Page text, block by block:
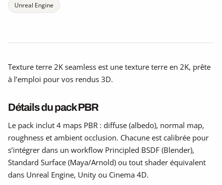
Unreal Engine
Texture terre 2K seamless est une texture terre en 2K, prête
à l’emploi pour vos rendus 3D.
Détails du pack PBR
Le pack inclut 4 maps PBR : diffuse (albedo), normal map,
roughness et ambient occlusion. Chacune est calibrée pour
s’intégrer dans un workflow Principled BSDF (Blender),
Standard Surface (Maya/Arnold) ou tout shader équivalent
dans Unreal Engine, Unity ou Cinema 4D.